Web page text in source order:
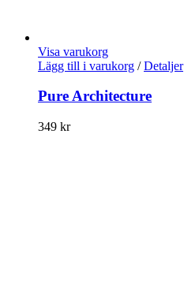
Visa varukorg
Lägg till i varukorg / Detaljer
Pure Architecture
349 kr